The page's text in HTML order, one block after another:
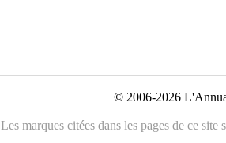
© 2006-2026
Les marques citées dans les pages de ce